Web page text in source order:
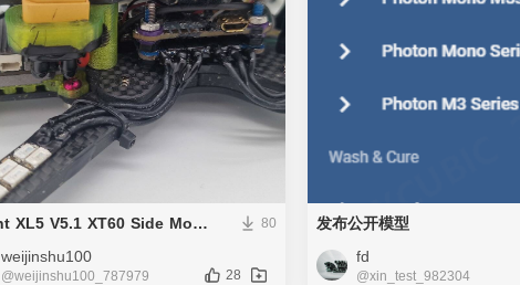
iFlight XL5 V5.1 XT60 Side Mount 80
weijinshu100
@weijinshu100_787979 28
发布公开模型
fd
@xin_test_982304